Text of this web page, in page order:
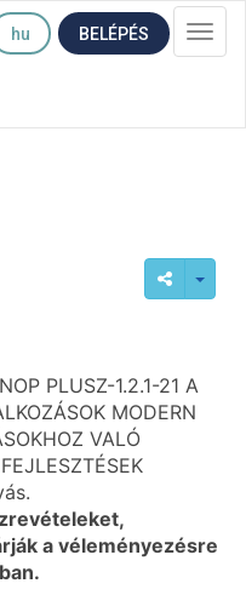
hu BELÉPÉS
PLUSZ-1.2.1-21 A
MODERN
VALÓ
a véleményezésre